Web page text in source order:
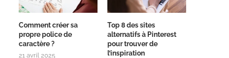
Comment créer sa
propre police de
caractère ?
21 avril 2025
Top 8 des sites
alternatifs à Pinterest
pour trouver de
l’inspiration